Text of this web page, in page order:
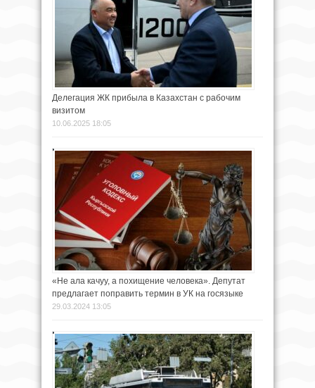
Делегация ЖК прибыла в Казахстан с рабочим
визитом
10.06.2025 18:05
«Не ала качуу, а похищение человека». Депутат
предлагает поправить термин в УК на госязыке
29.03.2024 13:05